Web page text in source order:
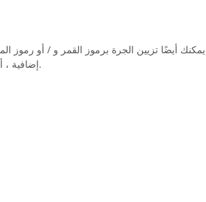
يمكنك أيضًا تزيين الجرة برموز القمر و / أو رموز
التنسيق مع نية magickal إضافية ، أو التركيز ببساطة على القمر.